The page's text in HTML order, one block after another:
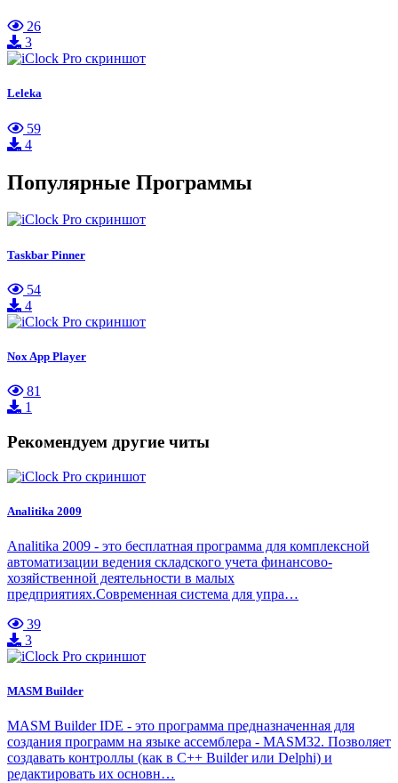
26
3
Leleka
59
4
Популярные Программы
Taskbar Pinner
54
4
Nox App Player
81
1
Рекомендуем другие читы
Analitika 2009
Analitika 2009 - это бесплатная программа для комплексной
автоматизации ведения складского учета финансово-
хозяйственной деятельности в малых
предприятиях.Современная система для упра…
39
3
MASM Builder
MASM Builder IDE - это программа предназначенная для
создания программ на языке ассемблера - MASM32. Позволяет
создавать контроллы (как в C++ Builder или Delphi) и
редактировать их основн…